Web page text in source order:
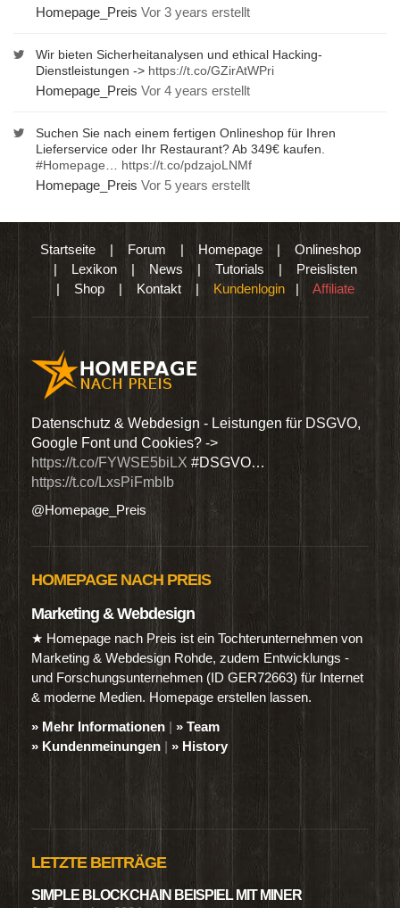
Homepage_Preis Vor 3 years erstellt
Wir bieten Sicherheitanalysen und ethical Hacking-
Dienstleistungen -> https://t.co/GZirAtWPri
Homepage_Preis Vor 4 years erstellt
Suchen Sie nach einem fertigen Onlineshop für Ihren
Lieferservice oder Ihr Restaurant? Ab 349€ kaufen.
#Homepage
https://t.co/pdzajoLNMf
Homepage_Preis Vor 5 years erstellt
Startseite| Forum | Homepage| Onlineshop
| Lexikon | News | Tutorials | Preislisten
| Shop | Kontakt | Kundenlogin | Affiliate
Datenschutz & Webdesign - Leistungen für DSGVO,
Google Font und Cookies? ->
https://t.co/FYWSE5biLX #DSGVO…
https://t.co/LxsPiFmbIb
@Homepage_Preis
HOMEPAGE NACH PREIS
Marketing & Webdesign
★ Homepage nach Preis ist ein Tochterunternehmen von
Marketing & Webdesign Rohde, zudem Entwicklungs -
und Forschungsunternehmen (ID GER72663) für Internet
& moderne Medien. Homepage erstellen lassen.
» Mehr Informationen | » Team
» Kundenmeinungen | » History
LETZTE BEITRÄGE
SIMPLE BLOCKCHAIN BEISPIEL MIT MINER